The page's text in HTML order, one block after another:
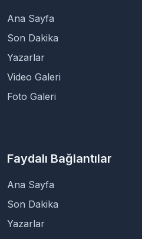
Ana Sayfa
Son Dakika
Yazarlar
Video Galeri
Foto Galeri
Faydalı Bağlantılar
Ana Sayfa
Son Dakika
Yazarlar